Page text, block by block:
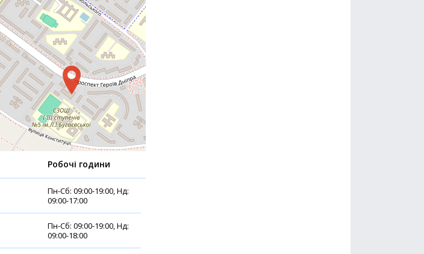
Робочі години
Пн-Сб: 09:00-19:00, Нд:
09:00-17:00
Пн-Сб: 09:00-19:00, Нд:
09:00-18:00